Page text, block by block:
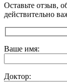
Оставьте отзыв,
действительно
Оставьте это поле
Ваше имя:
Доктор: